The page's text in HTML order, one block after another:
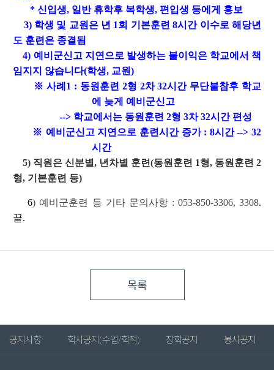
* 신입생, 일반 휴학후 복학생, 편입생 등에게 홍보
3) 학생 및 교원은 년 1회 기본훈련 8시간 이수로 해당년
도 훈련은 종결됨
4) 예비군신고 지연으로 발생하는 불이익은 학교에서 책
임지지 않습니다(학생, 교원)
※ 사례1 : 동원훈련 2형 2차 32시간 무단불참후 학교
에 늦게 예비군신고
--> 학교에서는 동원훈련 2형 3차 32시간 편성
※ 예비군신고 지연으로 훈련시간 증가 : 8시간 --> 32
시간
5) 직원은 신분별, 년차별 훈련(동원훈련 1형, 동원훈련 2
형, 기본훈련 등)
6) 예비군훈련 등 기타 문의사항 : 053-850-3306, 3308.
끝.
목록
공지사항 학사공지(수업/학적) 장학공지 봉사공지